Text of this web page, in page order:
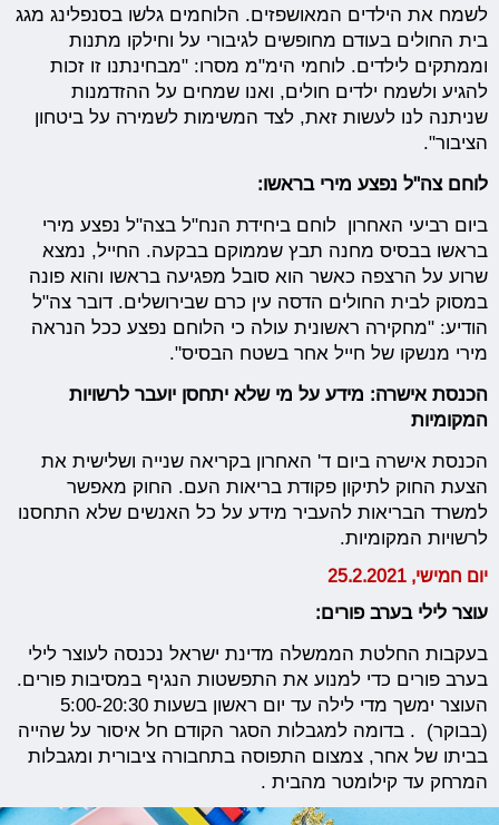
לשמח את הילדים המאושפזים. הלוחמים גלשו בסנפלינג מגג
בית החולים בעודם מחופשים לגיבורי על וחילקו מתנות
וממתקים לילדים. לוחמי הימ"מ מסרו: "מבחינתנו זו זכות
להגיע ולשמח ילדים חולים, ואנו שמחים על ההזדמנות
שניתנה לנו לעשות זאת, לצד המשימות לשמירה על ביטחון
הציבור".
לוחם צה"ל נפצע מירי בראשו:
ביום רביעי האחרון לוחם ביחידת הנח"ל בצה"ל נפצע מירי
בראשו בבסיס מחנה תבץ שממוקם בבקעה. החייל, נמצא
שרוע על הרצפה כאשר הוא סובל מפגיעה בראשו והוא פונה
במסוק לבית החולים הדסה עין כרם שבירושלים. דובר צה"ל
הודיע: "מחקירה ראשונית עולה כי הלוחם נפצע ככל הנראה
מירי מנשקו של חייל אחר בשטח הבסיס".
הכנסת אישרה: מידע על מי שלא יתחסן יועבר לרשויות
המקומיות
הכנסת אישרה ביום ד' האחרון בקריאה שנייה ושלישית את
הצעת החוק לתיקון פקודת בריאות העם. החוק מאפשר
למשרד הבריאות להעביר מידע על כל האנשים שלא התחסנו
לרשויות המקומיות.
יום חמישי, 25.2.2021
עוצר לילי בערב פורים:
בעקבות החלטת הממשלה מדינת ישראל נכנסה לעוצר לילי
בערב פורים כדי למנוע את התפשטות הנגיף במסיבות פורים.
העוצר ימשך מדי לילה עד יום ראשון בשעות 5:00-20:30
(בבוקר) . בדומה למגבלות הסגר הקודם חל איסור על שהייה
בביתו של אחר, צמצום התפוסה בתחבורה ציבורית ומגבלות
המרחק עד קילומטר מהבית .